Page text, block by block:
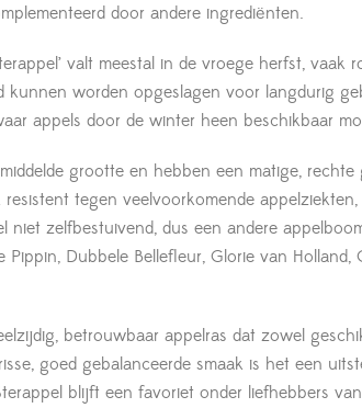
door andere ingrediënten.
valt meestal in de vroege herfst,
kunnen worden opgeslagen voor langdurig
appels door de winter heen beschikbaar
grootte en hebben een matige,
resistent tegen veelvoorkomende
niet zelfbestuivend, dus een andere
Pippin, Dubbele Bellefleur, Glorie van
betrouwbaar appelras dat zowel
goed gebalanceerde smaak is het een
blijft een favoriet onder liefhebbers